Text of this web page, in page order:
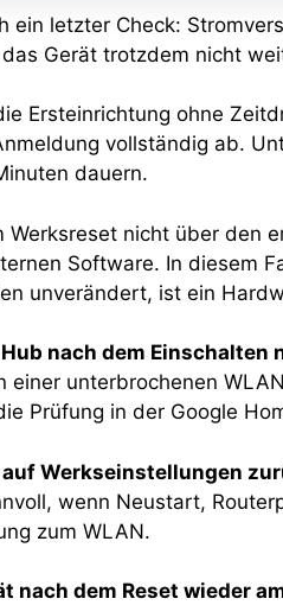
ein letzter Check:
Gerät trotzdem nicht
Ersteinrichtung ohne
vollständig ab.
dauern.
Werksreset nicht über den
Software. In diesem
unverändert, ist ein
nach dem
einer unterbrochenen
Prüfung in der Google
Werkseinstellungen
wenn Neustart,
zum WLAN.
nach dem Reset wieder